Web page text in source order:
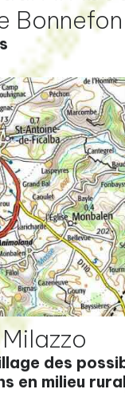
Bonnefon
des
en milieu